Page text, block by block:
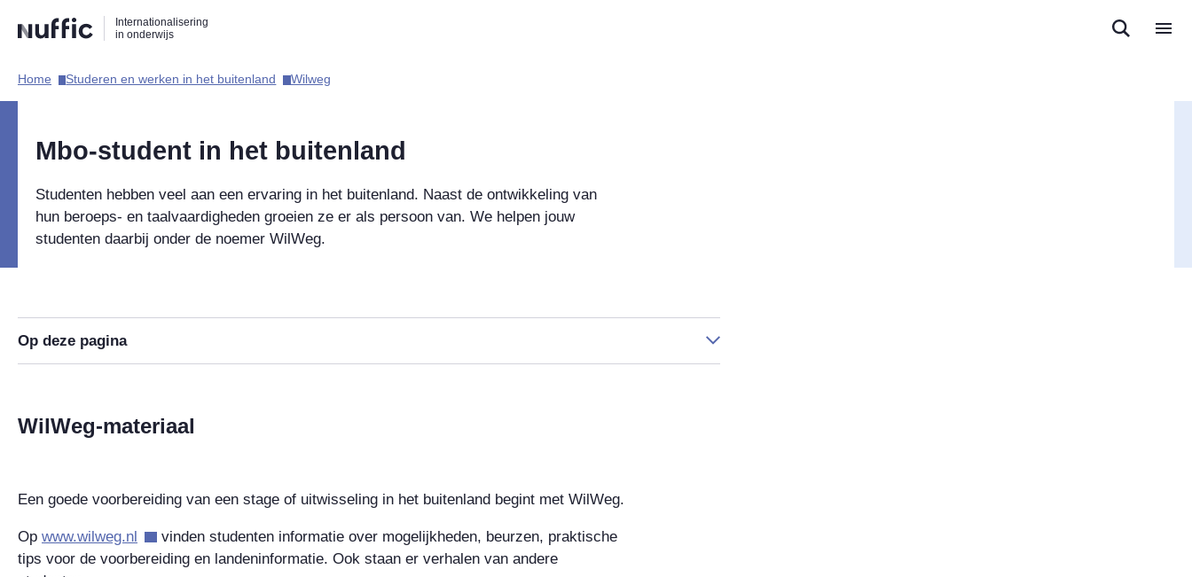
naar
zoekfunctie
naar
hoofdnavigatie
naar
inhoud
Internationalisering
in onderwijs
Hoofdnavigatie
Home​ Studeren en werken in het buitenland​ Wilweg​
Mbo-student in het buitenland
Studenten hebben veel aan een ervaring in het buitenland. Naast de ontwikkeling van
hun beroeps- en taalvaardigheden groeien ze er als persoon van. We helpen jouw
studenten daarbij onder de noemer WilWeg.
Op deze pagina
WilWeg-materiaal
Een goede voorbereiding van een stage of uitwisseling in het buitenland begint met WilWeg.
Op www.wilweg.nl
vinden studenten informatie over mogelijkheden, beurzen, praktische
tips voor de voorbereiding en landeninformatie. Ook staan er verhalen van andere